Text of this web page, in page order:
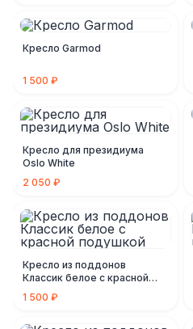
Кресло Garmod
1 500 ₽
Кресло для президиума
Oslo White
2 050 ₽
Кресло из поддонов
Классик белое c красной
подушкой
1 500 ₽